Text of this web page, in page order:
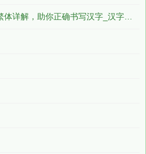
易的繁体字怎么写？这份易字繁体详解，助你正确书写汉字_汉字繁体学习